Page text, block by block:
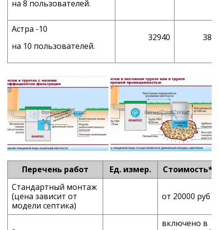
на 8 пользователей.
Астра -10
на 10 пользователей.
32940
Перечень работ Ед. измер.
Стоимость*
Стандартный монтаж
(цена зависит от
модели септика)
от 20000 руб
включено в